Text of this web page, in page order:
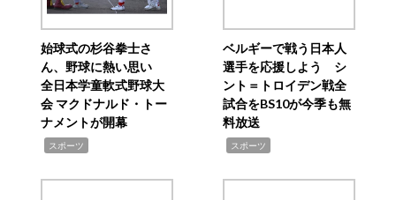
始球式の杉谷拳士さ
ん、野球に熱い思い
全日本学童軟式野球大
会 マクドナルド・トー
ナメントが開幕
スポーツ
ベルギーで戦う日本人
選手を応援しよう シ
ント＝トロイデン戦全
試合をBS10が今季も無
料放送
スポーツ